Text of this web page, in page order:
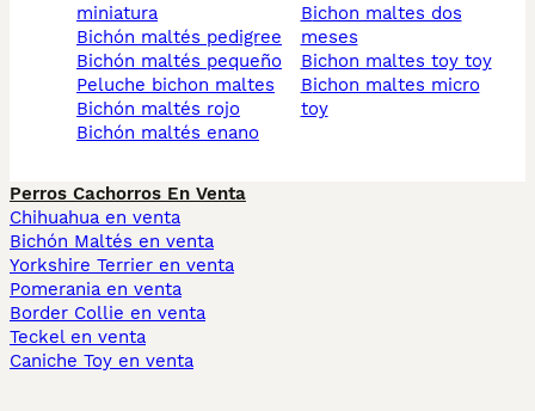
miniatura
bichón maltés pedigree
bichón maltés pequeño
peluche bichon maltes
bichón maltés rojo
bichón maltés enano
bichon maltes dos
meses
bichon maltes toy toy
bichon maltes micro
toy
Perros Cachorros En Venta
Chihuahua en venta
Bichón Maltés en venta
Yorkshire Terrier en venta
Pomerania en venta
Border Collie en venta
Teckel en venta
Caniche Toy en venta